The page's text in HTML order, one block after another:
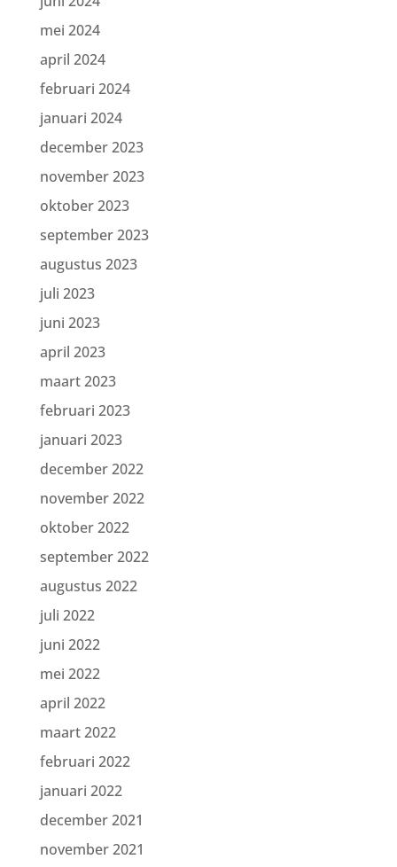
mei 2024
april 2024
februari 2024
januari 2024
december 2023
november 2023
oktober 2023
september 2023
augustus 2023
juli 2023
juni 2023
april 2023
maart 2023
februari 2023
januari 2023
december 2022
november 2022
oktober 2022
september 2022
augustus 2022
juli 2022
juni 2022
mei 2022
april 2022
maart 2022
februari 2022
januari 2022
december 2021
november 2021